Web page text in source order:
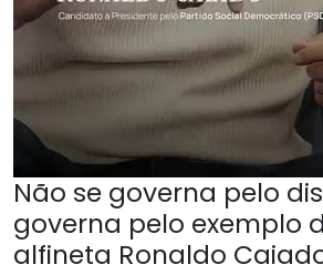
Não se governa pelo
governa pelo exemplo
alfineta Ronaldo